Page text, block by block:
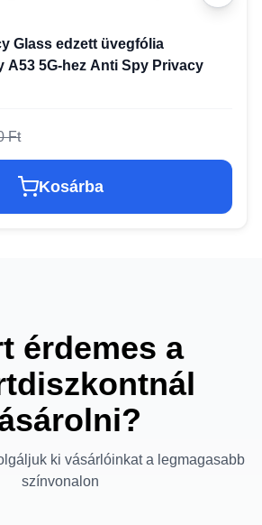
Glass edzett üvegfólia
A53 5G-hez Anti Spy Privacy
Ft
Kosárba
érdemes a
ki vásárlóinkat a legmagasabb
színvonalon